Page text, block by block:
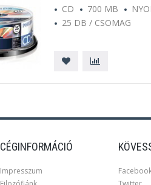
CD
700 MB
25 DB / CSOMAG
CÉGINFORMÁCIÓ
Impresszum